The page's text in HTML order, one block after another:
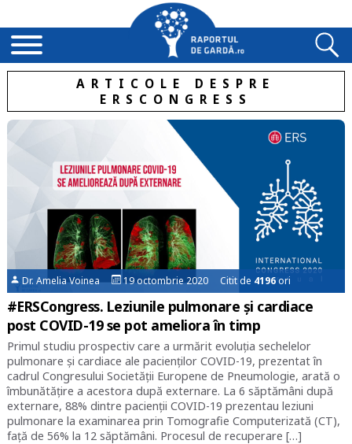
ARTICOLE DESPRE
ERSCONGRESS
Dr. Amelia Voinea 19 octombrie 2020 Citit de 4196ori
#ERSCongress. Leziunile pulmonare și cardiace
post COVID-19 se pot ameliora în timp
Primul studiu prospectiv care a urmărit evoluția sechelelor
pulmonare și cardiace ale pacienților COVID-19, prezentat în
cadrul Congresului Societății Europene de Pneumologie, arată o
îmbunătățire a acestora după externare. La 6 săptămâni după
externare, 88% dintre pacienții COVID-19 prezentau leziuni
pulmonare la examinarea prin Tomografie Computerizată (CT),
față de 56% la 12 săptămâni. Procesul de recuperare […]